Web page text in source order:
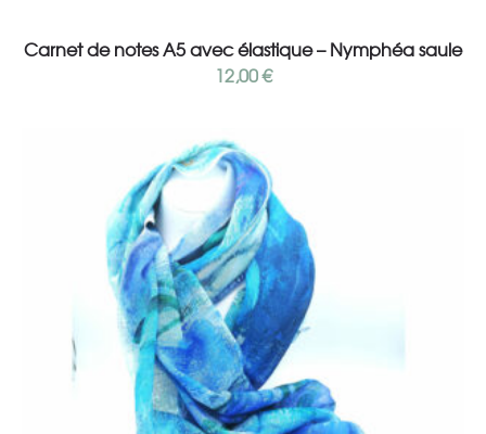
Carnet de notes A5 avec élastique – Nymphéa saule
12,00€